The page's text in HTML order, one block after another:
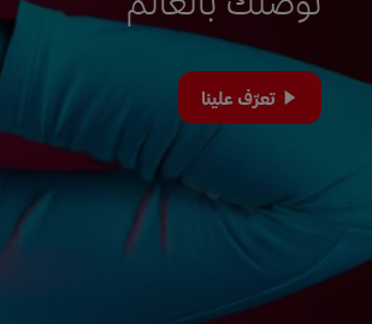
LifeTrack
تعرَّف على البوابات